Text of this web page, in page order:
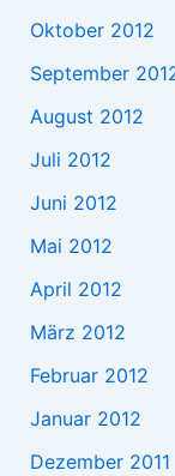
Oktober 2012
September
August 2012
Juli 2012
Juni 2012
Mai 2012
April 2012
März 2012
Februar 2012
Januar 2012
Dezember 2011